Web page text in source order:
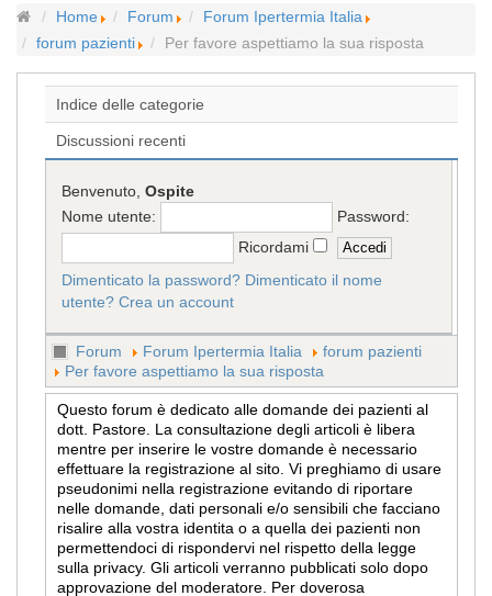
Home Forum
Forum Ipertermia Italia
forum pazienti
Per favore aspettiamo la sua risposta
Indice delle categorie
Discussioni recenti
Benvenuto,Ospite
Nome utente:
Password:
Ricordami
Dimenticato la password? Dimenticato il nome
utente? Crea un account
Forum Forum Ipertermia Italia
forum pazienti
Per favore aspettiamo la sua risposta
Questo forum è dedicato alle domande dei pazienti al
dott. Pastore. La consultazione degli articoli è libera
mentre per inserire le vostre domande è necessario
effettuare la registrazione al sito. Vi preghiamo di usare
pseudonimi nella registrazione evitando di riportare
nelle domande, dati personali e/o sensibili che facciano
risalire alla vostra identita o a quella dei pazienti non
permettendoci di rispondervi nel rispetto della legge
sulla privacy. Gli articoli verranno pubblicati solo dopo
approvazione del moderatore. Per doverosa